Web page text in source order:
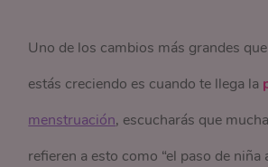
Uno de los cambios más grandes
estás creciendo es cuando te llega la
menstruación, escucharás que
refieren a esto como “el paso de niña